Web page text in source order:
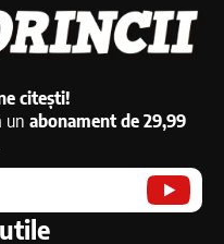
citești!
un abonament de 29,99